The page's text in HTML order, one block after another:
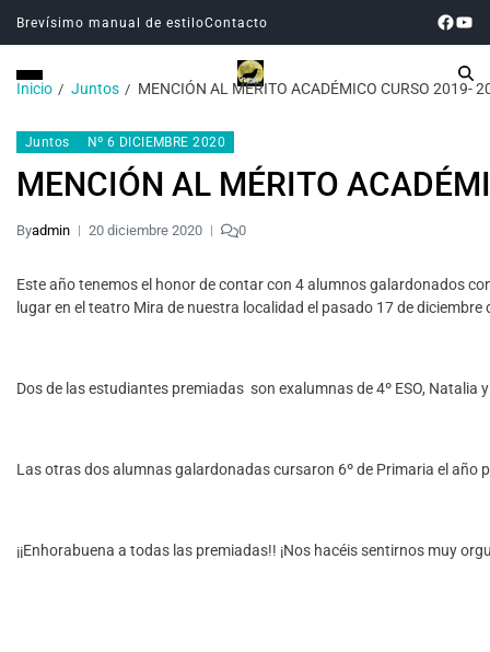
Brevísimo manual de estiloContacto
Inicio Juntos MENCIÓN AL MÉRITO ACADÉMICO CURSO 2019-
Juntos Nº 6 DICIEMBRE 2020
MENCIÓN AL MÉRITO
Byadmin 20 diciembre 2020 0
Este año tenemos el honor de contar con 4 alumnos galardonados
lugar en el teatro Mira de nuestra localidad el pasado 17 de diciembre
Dos de las estudiantes premiadas son exalumnas de 4º ESO,
Las otras dos alumnas galardonadas cursaron 6º de Primaria el año
¡¡Enhorabuena a todas las premiadas!! ¡Nos hacéis sentirnos muy